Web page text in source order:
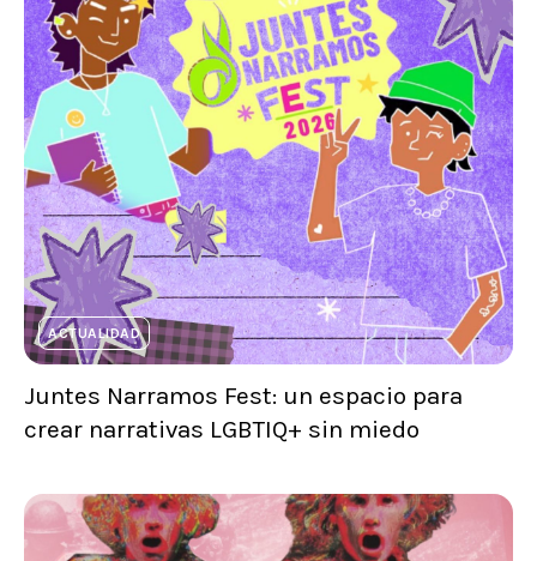
ACTUALIDAD
Juntes Narramos Fest: un espacio para
crear narrativas LGBTIQ+ sin miedo